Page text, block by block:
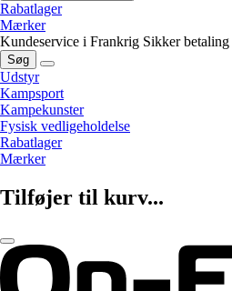
Rabatlager
Mærker
Kundeservice i Frankrig Sikker betaling
Søg
Udstyr
Kampsport
Kampekunster
Fysisk vedligeholdelse
Rabatlager
Mærker
Tilføjer til kurv...